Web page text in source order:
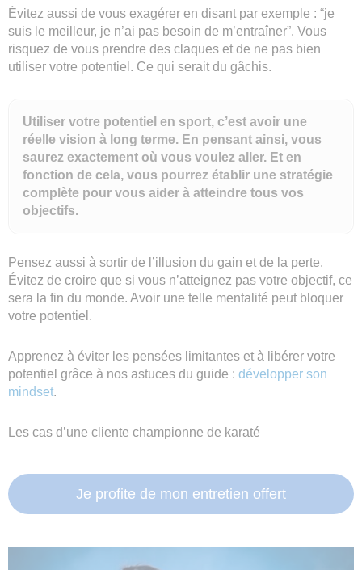
Évitez aussi de vous exagérer en disant par exemple : “je
suis le meilleur, je n’ai pas besoin de m’entraîner”. Vous
risquez de vous prendre des claques et de ne pas bien
utiliser votre potentiel. Ce qui serait du gâchis.
Utiliser votre potentiel en sport, c’est avoir une
réelle vision à long terme. En pensant ainsi, vous
saurez exactement où vous voulez aller. Et en
fonction de cela, vous pourrez établir une stratégie
complète pour vous aider à atteindre tous vos
objectifs.
Pensez aussi à sortir de l’illusion du gain et de la perte.
Évitez de croire que si vous n’atteignez pas votre objectif, ce
sera la fin du monde. Avoir une telle mentalité peut bloquer
votre potentiel.
Apprenez à éviter les pensées limitantes et à libérer votre
potentiel grâce à nos astuces du guide : développer son
mindset.
Les cas d’une cliente championne de karaté
Je profite de mon entretien offert